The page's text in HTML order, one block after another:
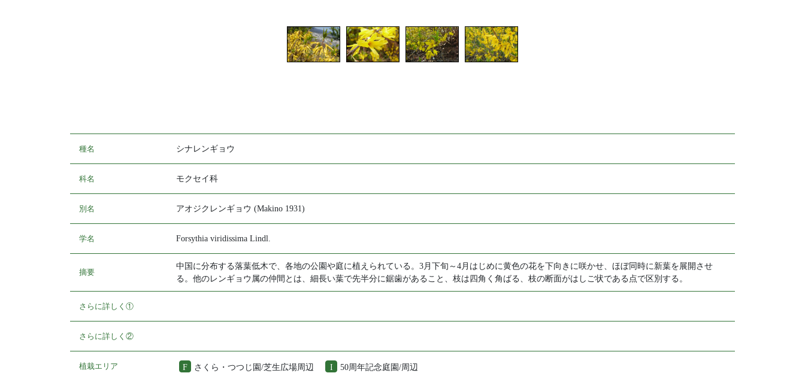
種名 シナレンギョウ
科名 モクセイ科
別名 アオジクレンギョウ (Makino 1931)
学名 Forsythia viridissima Lindl.
摘要
中国に分布する落葉低木で、各地の公園や庭に植えられている。3月下旬～4月はじめに黄色の花を下向きに咲かせ、ほぼ同時に新葉を展開させ
る。他のレンギョウ属の仲間とは、細長い葉で先半分に鋸歯があること、枝は四角く角ばる、枝の断面がはしご状である点で区別する。
さらに詳しく①
さらに詳しく②
植栽エリア F さくら・つつじ園/芝生広場周辺 I 50周年記念庭園/周辺